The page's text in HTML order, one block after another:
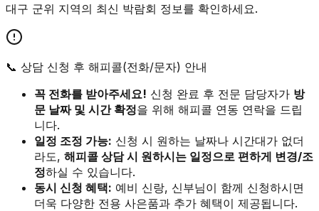
대구 군위 지역의 최신 박람회 정보를 확인하세요.
📞 상담 신청 후 해피콜(전화/문자) 안내
꼭 전화를 받아주세요! 신청 완료 후 전문 담당자가 방
문 날짜 및 시간 확정을 위해 해피콜 연동 연락을 드립
니다.
일정 조정 가능: 신청 시 원하는 날짜나 시간대가 없더
라도, 해피콜 상담 시 원하시는 일정으로 편하게 변경/조
정하실 수 있습니다.
동시 신청 혜택: 예비 신랑, 신부님이 함께 신청하시면
더욱 다양한 전용 사은품과 추가 혜택이 제공됩니다.